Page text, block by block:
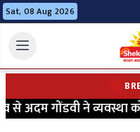
Sat, 08 Aug 2026
अदम गोंडवी ने व्यवस्था